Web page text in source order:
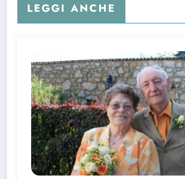
LEGGI ANCHE